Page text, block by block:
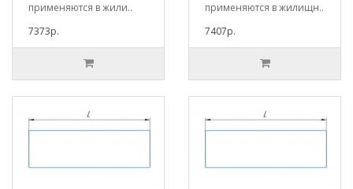
применяются в жили..
7373р.
применяются в жилищн..
7407р.